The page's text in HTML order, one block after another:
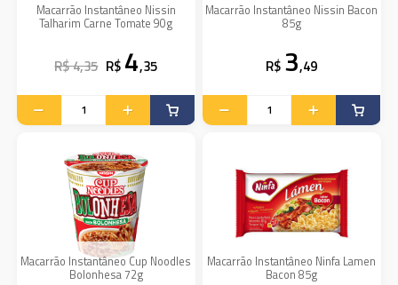
Macarrão Instantâneo Nissin
Talharim Carne Tomate 90g
R$ 4,35 R$ 4,35
Macarrão Instantâneo Nissin Bacon
85g
R$ 3,49
Macarrão Instantâneo Cup Noodles
Bolonhesa 72g
Macarrão Instantâneo Ninfa Lamen
Bacon 85g